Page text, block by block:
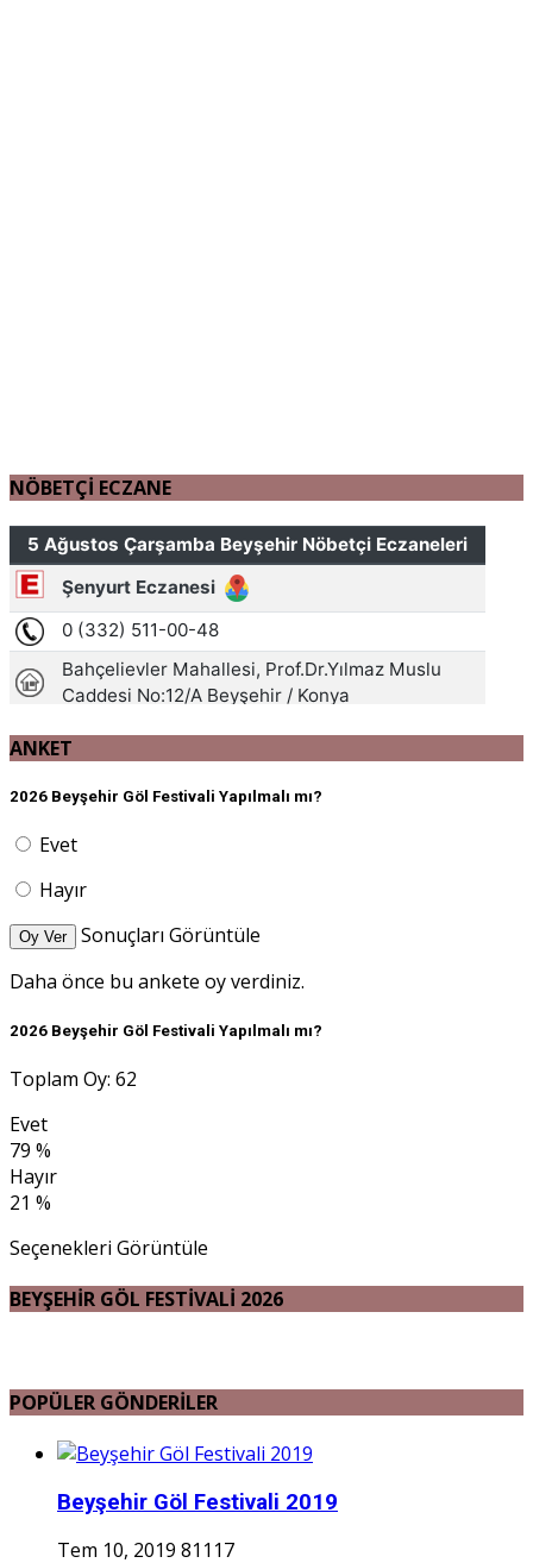
NÖBETÇİ ECZANE
ANKET
2026 Beyşehir Göl Festivali Yapılmalı mı?
Evet
Hayır
Oy Ver
Sonuçları Görüntüle
Daha önce bu ankete oy verdiniz.
2026 Beyşehir Göl Festivali Yapılmalı mı?
Toplam Oy: 62
Evet
79 %
Hayır
21 %
Seçenekleri Görüntüle
BEYŞEHİR GÖL FESTİVALİ 2026
POPÜLER GÖNDERİLER
Beyşehir Göl Festivali 2019
Tem 10, 2019 81117